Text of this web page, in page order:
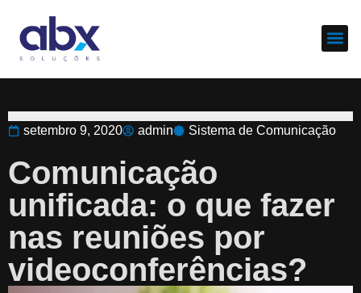
setembro 9, 2020 admin Sistema de Comunicação
Comunicação
unificada: o que fazer
nas reuniões por
videoconferências?